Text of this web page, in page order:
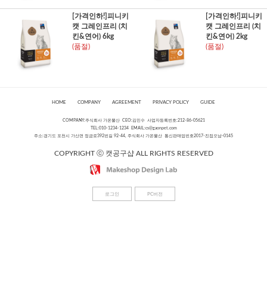
[가격인하!]피니키
캣 그레인프리 (치
킨&연어) 6kg
(품절)
[가격인하!]피니키
캣 그레인프리 (치
킨&연어) 2kg
(품절)
HOME COMPANY AGREEMENT PRIVACY POLICY GUIDE
COMPANY:주식회사 가온물산 CEO:김민수 사업자등록번호:212-86-05621
TEL:010-1234-1234 EMAIL:cs@gaonpet.com
주소:경기도 포천시 가산면 정금로392번길 92-44, 주식회사 가온물산 통신판매업번호2017-진접오남-0145
COPYRIGHT ⓒ 캣공구샵 ALL RIGHTS RESERVED
로그인 PC버전